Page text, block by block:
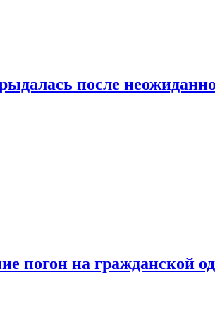
после
погон на гражданской